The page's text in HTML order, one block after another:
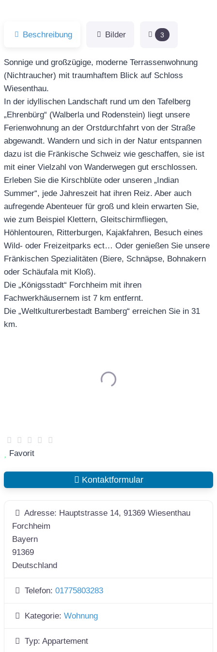
Beschreibung Bilder 3
Sonnige und großzügige, moderne Terrassenwohnung
(Nichtraucher) mit traumhaftem Blick auf Schloss
Wiesenthau.
In der idyllischen Landschaft rund um den Tafelberg
„Ehrenbürg“ (Walberla und Rodenstein) liegt unsere
Ferienwohnung an der Orstdurchfahrt von der Straße
abgewandt. Wandern und sich in der Natur entspannen
dazu ist die Fränkische Schweiz wie geschaffen, sie ist
mit einer Vielzahl von Wanderwegen gut erschlossen.
Erleben Sie die Kirschblüte oder unseren „Indian
Summer“, jede Jahreszeit hat ihren Reiz. Aber auch
aufregende Abenteuer für groß und klein erwarten Sie,
wie zum Beispiel Klettern, Gleitschirmfliegen,
Höhlentouren, Ritterburgen, Kajakfahren, Besuch eines
Wild- oder Freizeitparks ect… Oder genießen Sie unsere
Fränkischen Spezialitäten (Biere, Schnäpse, Bohnakern
oder Schäufala mit Kloß).
Die „Königsstadt“ Forchheim mit ihren
Fachwerkhäusernem ist 7 km entfernt.
Die „Weltkulturerbestadt Bamberg“ erreichen Sie in 31
km.
Laden...
Favorit
Kontaktformular
Adresse: Hauptstrasse 14, 91369 Wiesenthau
Forchheim
Bayern
91369
Deutschland
Telefon:01775803283
Kategorie:Wohnung
Typ:Appartement